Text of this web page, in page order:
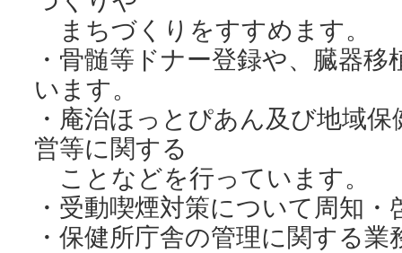
まちづくりをすすめます。
・骨髄等ドナー登録や、臓器
います。
・庵治ほっとぴあん及び地域
営等に関する
ことなどを行っています。
・受動喫煙対策について周知
・保健所庁舎の管理に関する